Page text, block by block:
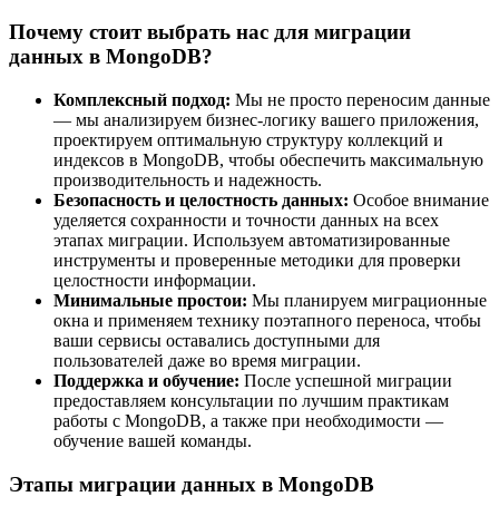
Почему стоит выбрать нас для миграции
данных в MongoDB?
Комплексный подход: Мы не просто переносим данные
— мы анализируем бизнес-логику вашего приложения,
проектируем оптимальную структуру коллекций и
индексов в MongoDB, чтобы обеспечить максимальную
производительность и надежность.
Безопасность и целостность данных: Особое внимание
уделяется сохранности и точности данных на всех
этапах миграции. Используем автоматизированные
инструменты и проверенные методики для проверки
целостности информации.
Минимальные простои: Мы планируем миграционные
окна и применяем технику поэтапного переноса, чтобы
ваши сервисы оставались доступными для
пользователей даже во время миграции.
Поддержка и обучение: После успешной миграции
предоставляем консультации по лучшим практикам
работы с MongoDB, а также при необходимости —
обучение вашей команды.
Этапы миграции данных в MongoDB